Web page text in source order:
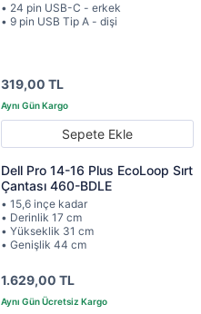
• 24 pin USB-C - erkek
• 9 pin USB Tip A - dişi
319,00 TL
Sepete Ekle
Dell Pro 14-16 Plus EcoLoop Sırt
Çantası 460-BDLE
• 15,6 inçe kadar
• Derinlik 17 cm
• Yükseklik 31 cm
• Genişlik 44 cm
1.629,00 TL